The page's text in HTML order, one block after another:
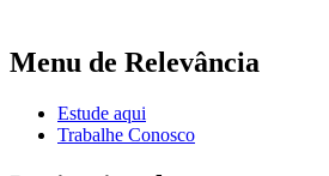
Menu de Relevância
Estude aqui
Trabalhe Conosco